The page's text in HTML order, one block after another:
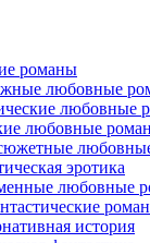
романы
любовные
любовные
любовные
эротика
любовные
история